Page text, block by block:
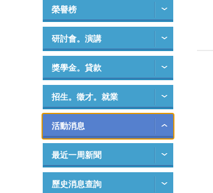
榮譽榜
研討會。演講
獎學金。貸款
招生。徵才。就業
活動消息
最近一周新聞
歷史消息查詢